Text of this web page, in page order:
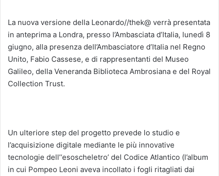
La nuova versione della Leonardo//thek@ verrà presentata
in anteprima a Londra, presso l’Ambasciata d’Italia, lunedì 8
giugno, alla presenza dell’Ambasciatore d’Italia nel Regno
Unito, Fabio Cassese, e di rappresentanti del Museo
Galileo, della Veneranda Biblioteca Ambrosiana e del Royal
Collection Trust.
Un ulteriore step del progetto prevede lo studio e
l’acquisizione digitale mediante le più innovative
tecnologie dell’‘esoscheletro’ del Codice Atlantico (l’album
in cui Pompeo Leoni aveva incollato i fogli ritagliati dai